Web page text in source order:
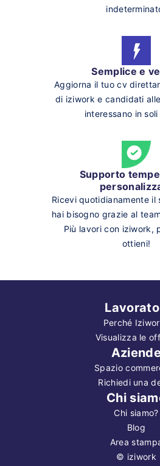
Semplice e
Aggiorna il tuo cv
di iziwork e candidati
interessano in
Supporto
Ricevi quotidianamente
hai bisogno grazie al
Più lavori con iziwork,
ottieni!
Perché
Visualizza le
Spazio
Richiedi una
Chi
Chi siamo?
Blog
Area
© iziwork